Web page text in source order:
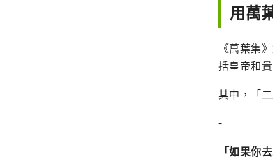
用萬
《萬葉集
括皇帝和
其中，「
-
「如果你